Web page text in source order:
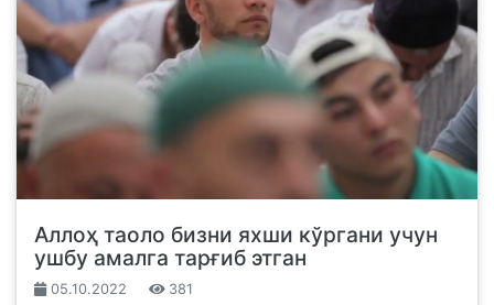
Аллоҳ таоло бизни яхши кўргани учун
ушбу амалга тарғиб этган
05.10.2022 381